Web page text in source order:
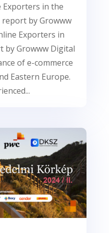
Exporters in the
report by Growww
Exporters in
by Growww Digital
of e-commerce
Eastern Europe.